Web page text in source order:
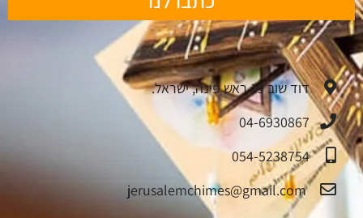
דוד שוב 19 ראש פינה, ישראל.
04-6930867
054-5238754
jerusalemchimes@gmail.com‏